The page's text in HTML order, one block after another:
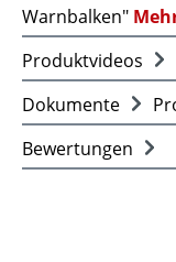
Warnbalken"
Produktvideos
Dokumente
Bewertungen